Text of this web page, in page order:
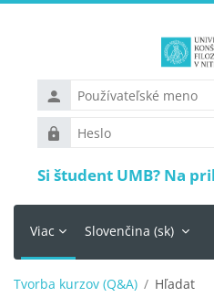
Používateľské
meno
Heslo
Si študent UMB? Na
Viac Slovenčina ‎(sk)‎
Tvorba kurzov (Q&A) Hľadať